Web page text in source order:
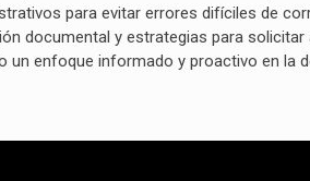
para evitar errores difíciles de
documental y estrategias para
un enfoque informado y proactivo en la